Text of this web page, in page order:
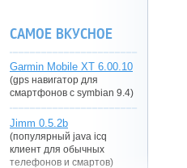
САМОЕ ВКУСНОЕ
Garmin Mobile XT 6.00.10
(gps навигатор для
смартфонов с symbian 9.4)
Jimm 0.5.2b
(популярный java icq
клиент для обычных
телефонов и смартов)